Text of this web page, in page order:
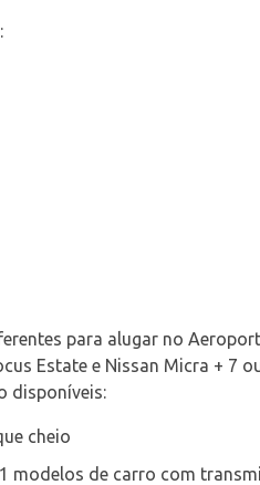
para alugar no
Estate e Nissan Micra + 7
disponíveis:
cheio
de carro com